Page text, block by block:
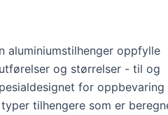
aluminiumstilhenger oppfylle
og størrelser - til og
for oppbevaring
tilhengere som er